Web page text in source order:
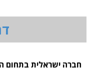
חברה ישראלית בתחום